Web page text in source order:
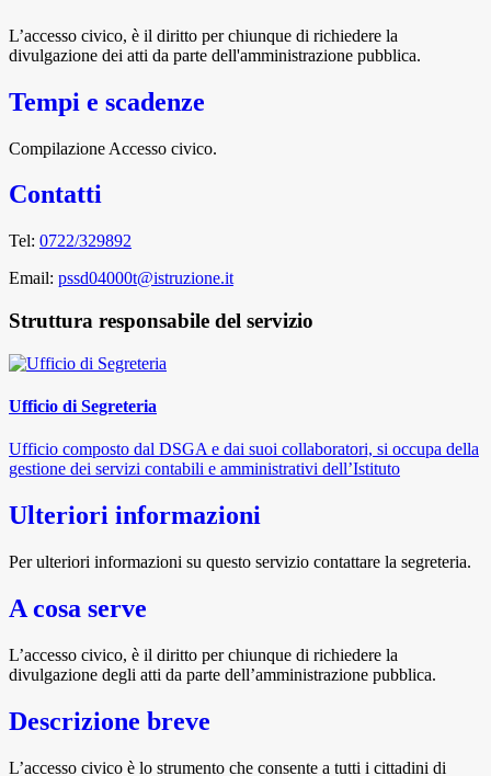
L’accesso civico, è il diritto per chiunque di richiedere la
divulgazione dei atti da parte dell'amministrazione pubblica.
Tempi e scadenze
Compilazione Accesso civico.
Contatti
Tel: 0722/329892
Email: pssd04000t@istruzione.it
Struttura responsabile del servizio
Ufficio di Segreteria
Ufficio composto dal DSGA e dai suoi collaboratori, si occupa della
gestione dei servizi contabili e amministrativi dell’Istituto
Ulteriori informazioni
Per ulteriori informazioni su questo servizio contattare la segreteria.
A cosa serve
L’accesso civico, è il diritto per chiunque di richiedere la
divulgazione degli atti da parte dell’amministrazione pubblica.
Descrizione breve
L’accesso civico è lo strumento che consente a tutti i cittadini di